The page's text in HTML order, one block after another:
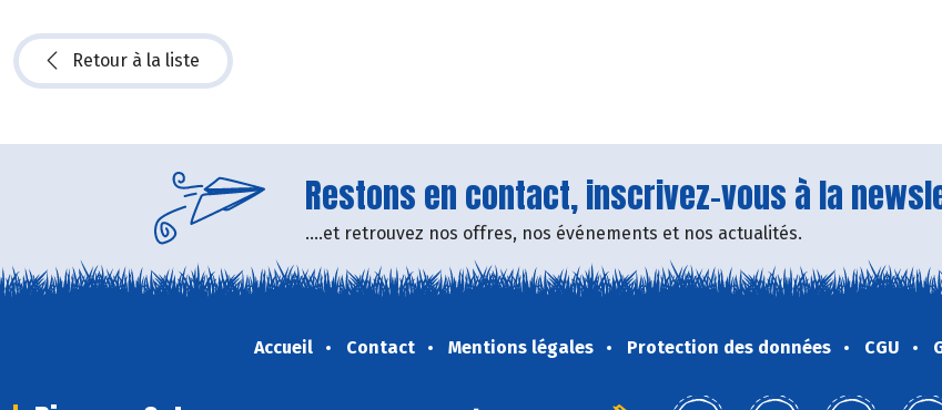
Retour à la liste
Restons en contact, inscrivez-vous à la
....et retrouvez nos offres, nos événements et nos actualités.
Accueil Contact Mentions légales Protection des données CGU